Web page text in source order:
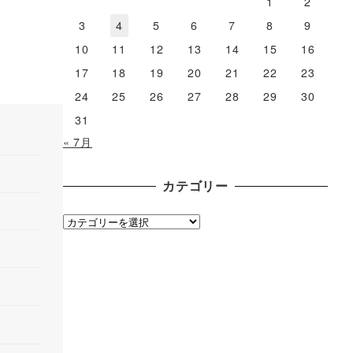
3
4 5 6 7 8
9
10
11 12 13 14 15
16
17
18 19 20 21 22
23
24
25 26 27 28 29
30
31
« 7月
カテゴリー
カ